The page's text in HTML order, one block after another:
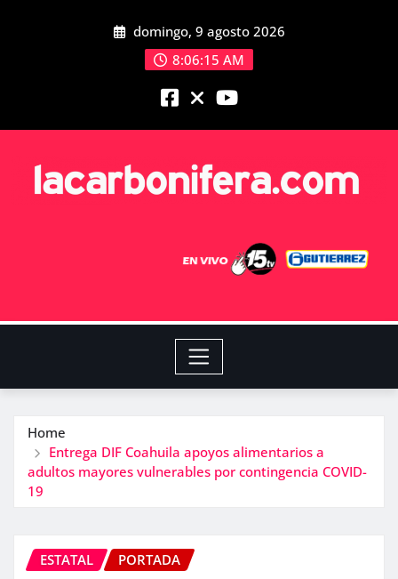
domingo, 9 agosto 2026
8:06:16 AM
Home
Entrega DIF Coahuila apoyos alimentarios a
adultos mayores vulnerables por contingencia COVID-
19
ESTATAL PORTADA